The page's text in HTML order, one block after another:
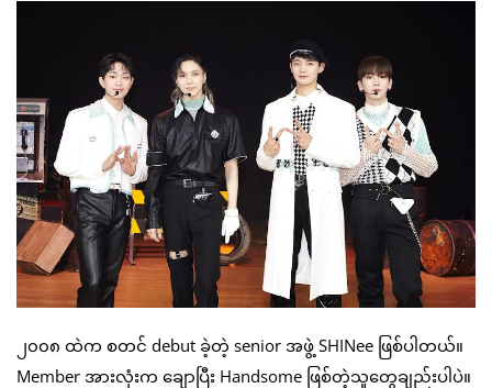
၂၀၀၈ ထဲက စတင် debut ခဲ့တဲ့ senior အဖွဲ့ SHINee ဖြစ်ပါတယ်။
Member အားလုံးက ချောပြီး Handsome ဖြစ်တဲ့သူတွေချည်းပါပဲ။